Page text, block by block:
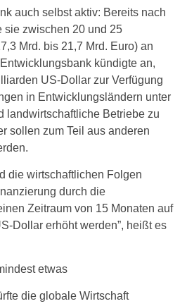
auch selbst aktiv: Bereits nach
sie zwischen 20 und 25
Mrd. bis 21,7 Mrd. Euro) an
kündigte an,
US-Dollar zur Verfügung
in Entwicklungsländern unter
landwirtschaftliche Betriebe zu
sollen zum Teil aus anderen
die wirtschaftlichen Folgen
durch die
Zeitraum von 15 Monaten auf
Dollar erhöht werden”, heißt es
etwas
die globale Wirtschaft